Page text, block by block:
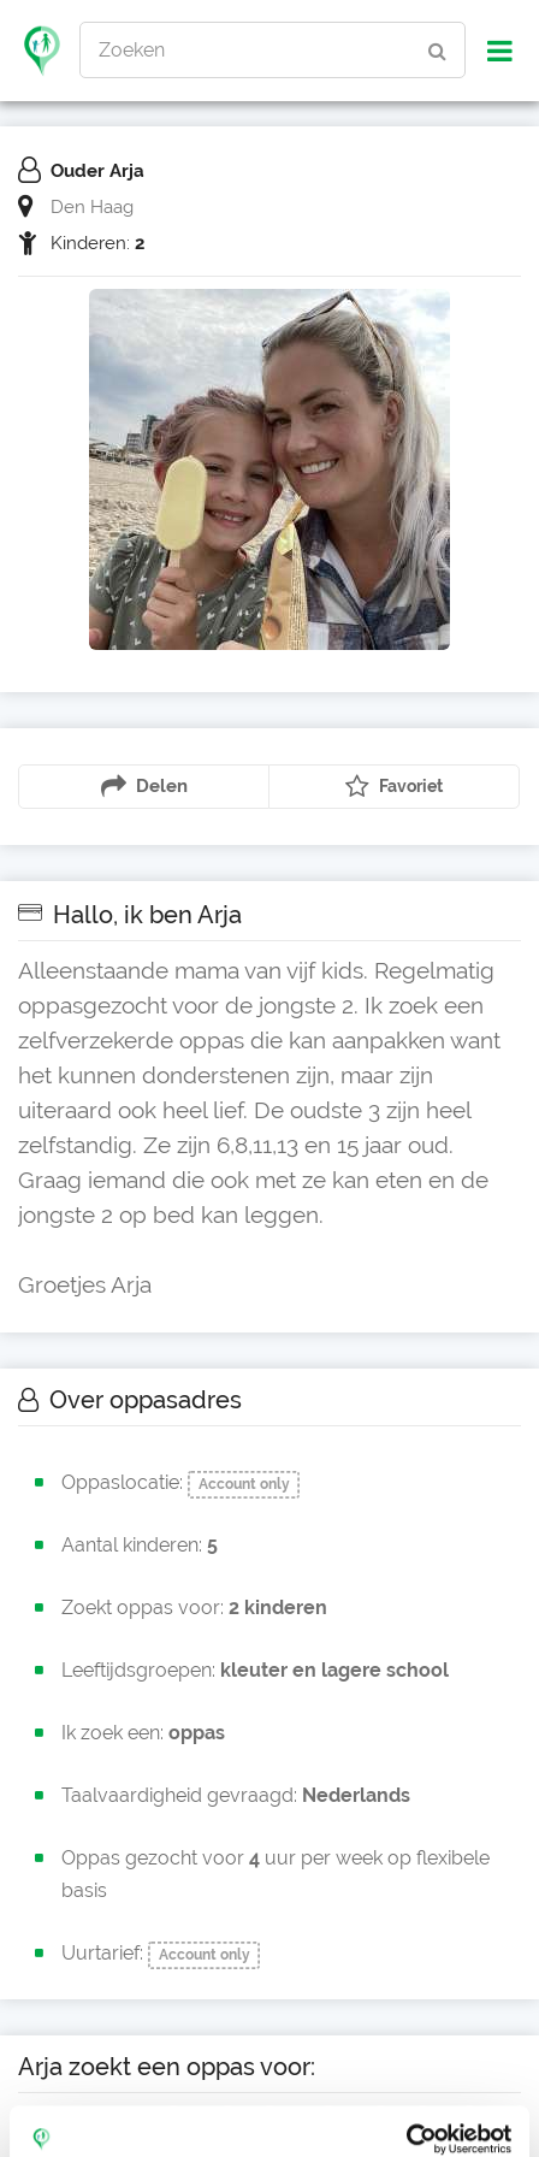
Zoeken
Ouder Arja
Den Haag
Kinderen: 2
Delen Favoriet
Hallo, ik ben Arja
Alleenstaande mama van vijf kids. Regelmatig
oppasgezocht voor de jongste 2. Ik zoek een
zelfverzekerde oppas die kan aanpakken want
het kunnen donderstenen zijn, maar zijn
uiteraard ook heel lief. De oudste 3 zijn heel
zelfstandig. Ze zijn 6,8,11,13 en 15 jaar oud.
Graag iemand die ook met ze kan eten en de
jongste 2 op bed kan leggen.
Groetjes Arja
Over oppasadres
Oppaslocatie: Account only
Aantal kinderen: 5
Zoekt oppas voor: 2 kinderen
Leeftijdsgroepen: kleuter en lagere school
Ik zoek een: oppas
Taalvaardigheid gevraagd: Nederlands
Oppas gezocht voor 4 uur per week op flexibele
basis
Uurtarief: Account only
Arja zoekt een oppas voor:
Ochtend